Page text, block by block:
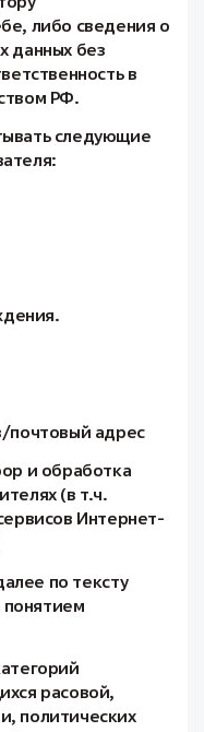
либо сведения о
данных без
в
РФ.
следующие
почтовый адрес
и обработка
(в т.ч.
Интернет-
по тексту
расовой,
политических